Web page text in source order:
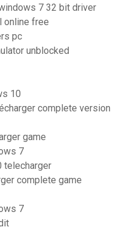
7 32 bit driver
online free
pc
unblocked
10
complete version
game
7
telecharger
complete game
7